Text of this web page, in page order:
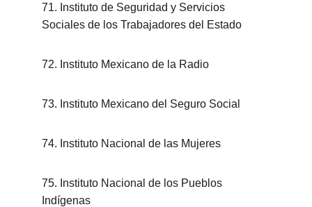
71. Instituto de Seguridad y Servicios
Sociales de los Trabajadores del Estado
72. Instituto Mexicano de la Radio
73. Instituto Mexicano del Seguro Social
74. Instituto Nacional de las Mujeres
75. Instituto Nacional de los Pueblos
Indígenas